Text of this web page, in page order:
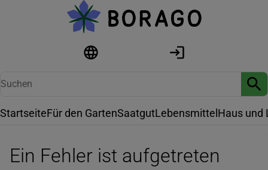
StartseiteFür den GartenSaatgutLebensmittel Haus und
Ein Fehler ist aufgetreten